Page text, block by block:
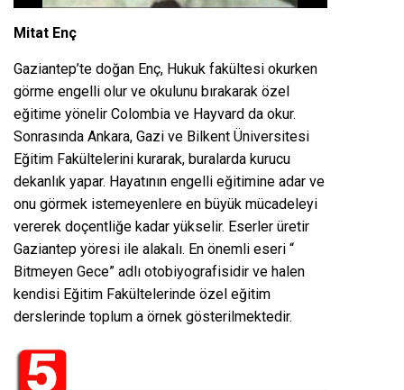
Mitat Enç
Gaziantep’te doğan Enç, Hukuk fakültesi okurken
görme engelli olur ve okulunu bırakarak özel
eğitime yönelir Colombia ve Hayvard da okur.
Sonrasında Ankara, Gazi ve Bilkent Üniversitesi
Eğitim Fakültelerini kurarak, buralarda kurucu
dekanlık yapar. Hayatının engelli eğitimine adar ve
onu görmek istemeyenlere en büyük mücadeleyi
vererek doçentliğe kadar yükselir. Eserler üretir
Gaziantep yöresi ile alakalı. En önemli eseri “
Bitmeyen Gece” adlı otobiyografisidir ve halen
kendisi Eğitim Fakültelerinde özel eğitim
derslerinde toplum a örnek gösterilmektedir.